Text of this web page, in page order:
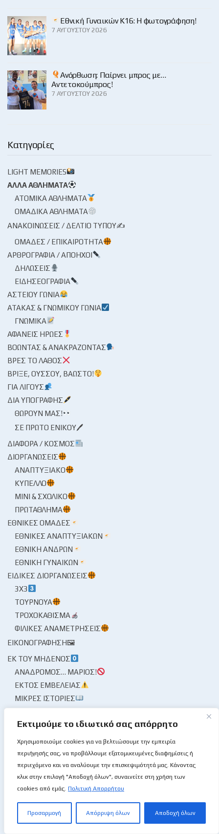
Εκτιμούμε το ιδιωτικό σας απόρρητο
Χρησιμοποιούμε cookies για να βελτιώσουμε την εμπειρία
περιήγησής σας, να προβάλλουμε εξατομικευμένες διαφημίσεις ή
περιεχόμενο και να αναλύουμε την επισκεψιμότητά μας. Κάνοντας
κλικ στην επιλογή "Αποδοχή όλων", συναινείτε στη χρήση των
cookies από εμάς. Πολιτική Απορρήτου
Προσαρμογή Απόρριψη όλων Αποδοχή όλων
Εθνική Γυναικών Κ16: Η φωτογράφηση!
7 ΑΥΓΟΎΣΤΟΥ 2026
Ανόρθωση: Παίρνει μπρος με…
Αντετοκούμπρος!
7 ΑΥΓΟΎΣΤΟΥ 2026
Κατηγορίες
LIGHT MEMORIES
ΆΛΛΑ ΑΘΛΉΜΑΤΑ
ΑΤΟΜΙΚΆ ΑΘΛΉΜΑΤΑ
ΟΜΑΔΙΚΆ ΑΘΛΉΜΑΤΑ
ΑΝΑΚΟΙΝΏΣΕΙΣ / ΔΕΛΤΊΟ ΤΎΠΟΥ✍
ΟΜΆΔΕΣ / ΕΠΙΚΑΙΡΌΤΗΤΑ
ΑΡΘΡΟΓΡΑΦΊΑ / ΑΠΌΗΧΟΙ
ΔΗΛΏΣΕΙΣ
ΕΙΔΗΣΕΟΓΡΑΦΊΑ
ΑΣΤΕΊΟΥ ΓΩΝΊΑ
ΑΤΆΚΑΣ & ΓΝΩΜΙΚΟΎ ΓΩΝΊΑ
ΓΝΩΜΙΚΆ
ΑΦΑΝΕΊΣ ΉΡΩΕΣ
ΒΟΏΝΤΑΣ & ΑΝΑΚΡΆΖΟΝΤΑΣ
ΒΡΕΣ ΤΟ ΛΆΘΟΣ
ΒΡΊΞΕ, ΟΎΣΣΟΥ, ΒΆΩΣΤΟ!
ΓΙΑ ΛΊΓΟΥΣ
ΔΙΑ ΥΠΟΓΡΑΦΉΣ
ΘΩΡΟΎΝ ΜΑΣ!
ΣΕ ΠΡΏΤΟ ΕΝΙΚΟΎ🖊
ΔΙΆΦΟΡΑ / ΚΌΣΜΟΣ
ΔΙΟΡΓΑΝΏΣΕΙΣ
ΑΝΑΠΤΥΞΙΑΚΌ
ΚΎΠΕΛΛΟ
ΜΊΝΙ & ΣΧΟΛΙΚΌ
ΠΡΩΤΆΘΛΗΜΑ
ΕΘΝΙΚΈΣ ΟΜΆΔΕΣ
ΕΘΝΙΚΈΣ ΑΝΑΠΤΥΞΙΑΚΏΝ
ΕΘΝΙΚΉ ΑΝΔΡΏΝ
ΕΘΝΙΚΉ ΓΥΝΑΙΚΏΝ
ΕΙΔΙΚΈΣ ΔΙΟΡΓΑΝΏΣΕΙΣ
3X3
ΤΟΥΡΝΟΥΆ
ΤΡΟΧΟΚΆΘΙΣΜΑ
ΦΙΛΙΚΈΣ ΑΝΑΜΕΤΡΉΣΕΙΣ
ΕΙΚΟΝΟΓΡΆΦΗΣΗ🖼
ΕΚ ΤΟΥ ΜΗΔΕΝΌΣ
ΑΝΆΔΡΟΜΟΣ… ΜΆΡΙΟΣ!
ΕΚΤΌΣ ΕΜΒΈΛΕΙΑΣ
ΜΙΚΡΈΣ ΙΣΤΟΡΊΕΣ
ΕΛΛΆΔΑ
ΕΛΛΆΔΑ / ΑΝΔΡΙΚΌ
ΕΛΛΆΔΑ / ΓΥΝΑΙΚΏΝ
ΕΝΤΌΣ, ΕΚΤΌΣ, ΕΠΊ ΤΑ ΑΥΤΆ
ΕΞΩΤΕΡΙΚΈΣ ΔΙΟΡΓΑΝΏΣΕΙΣ / ΚΌΣΜΟΣ
NBA